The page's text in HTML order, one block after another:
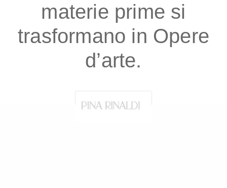
materie prime si
trasformano in Opere
d’arte.